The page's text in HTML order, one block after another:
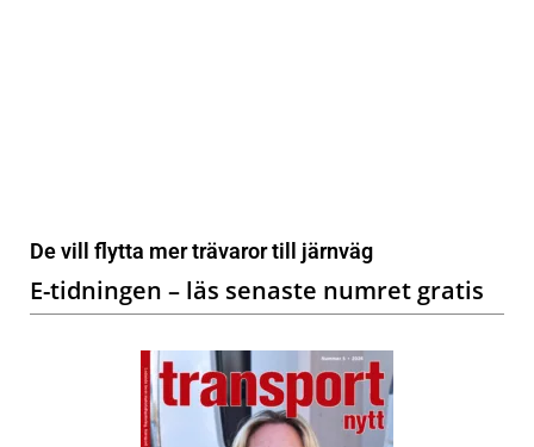
De vill flytta mer trävaror till järnväg
E-tidningen – läs senaste numret gratis